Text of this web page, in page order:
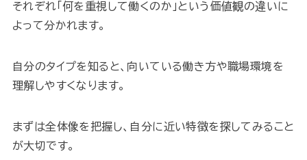
それぞれ「何を重視して働くのか」という価値観の違いに
よって分かれます。
自分のタイプを知ると、向いている働き方や職場環境を
理解しやすくなります。
まずは全体像を把握し、自分に近い特徴を探してみること
が大切です。